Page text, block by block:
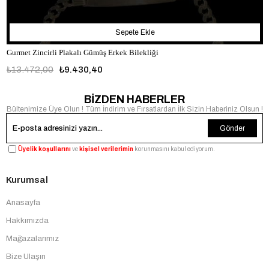
Gurmet Zincirli Plakalı Gümüş Erkek Bilekliği
₺9.430,40
₺13.472,00
Sepete Ekle
BİZDEN HABERLER
Bültenimize Üye Olun ! Tüm İndirim ve Fırsatlardan İlk Sizin Haberiniz Olsun !
Gönder
Üyelik koşullarınıve kişisel verilerimin korunmasını kabul ediyorum.
Kurumsal
Anasayfa
Hakkımızda
Mağazalarımız
Bize Ulaşın